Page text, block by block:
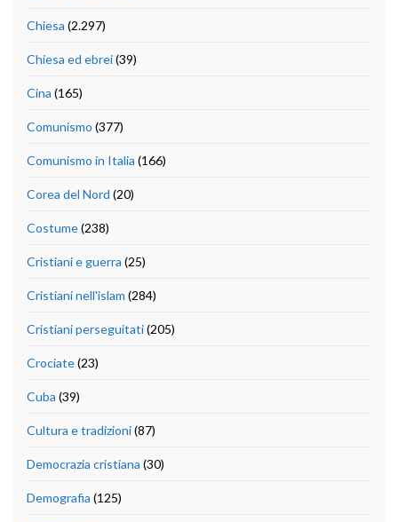
Chiesa (2.297)
Chiesa ed ebrei(39)
Cina (165)
Comunismo (377)
Comunismo in Italia (166)
Corea del Nord (20)
Costume(238)
Cristiani e guerra (25)
Cristiani nell'islam (284)
Cristiani perseguitati(205)
Crociate(23)
Cuba (39)
Cultura e tradizioni(87)
Democrazia cristiana (30)
Demografia (125)